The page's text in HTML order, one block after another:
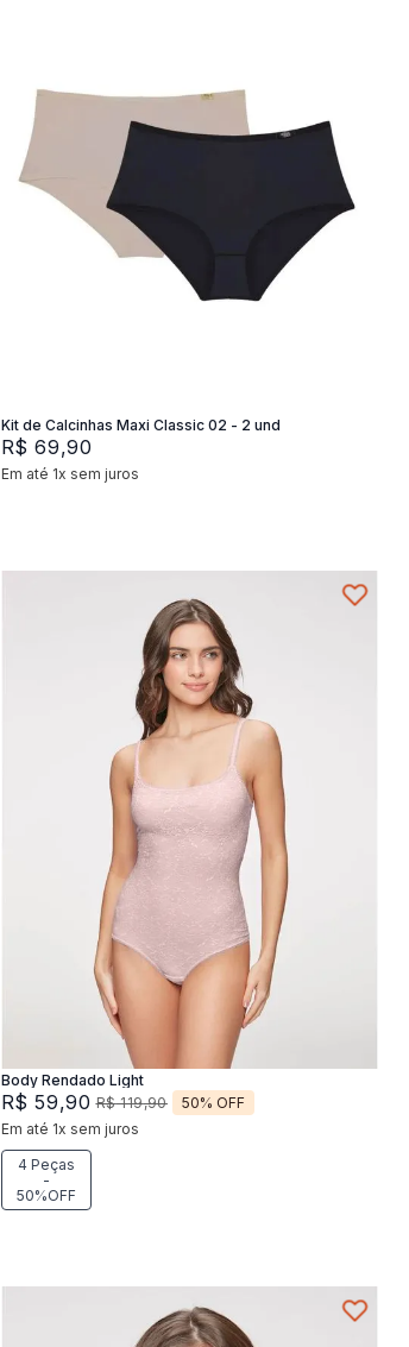
Kit de Calcinhas Maxi Classic 02 - 2 und
R$ 69,90
Em até 1x sem juros
P M G
Adicionar na sacola
Body Rendado Light
R$ 59,90 R$ 119,90 50% OFF
Em até 1x sem juros
4 Peças
-
50%OFF